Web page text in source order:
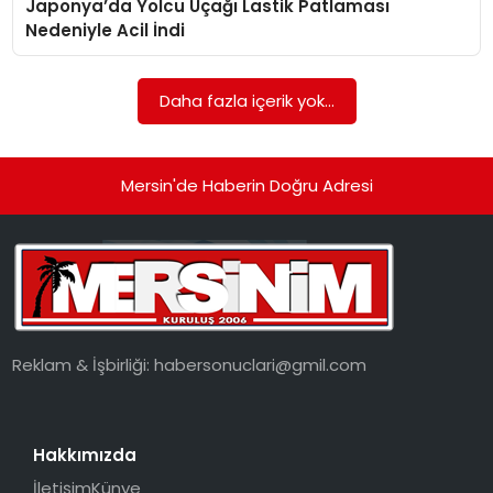
EKONOMI
Japonya’da Yolcu Uçağı Lastik Patlaması
Nedeniyle Acil İndi
Daha fazla içerik yok...
Mersin'de Haberin Doğru Adresi
Reklam & İşbirliği:habersonuclari@gmil.com
Hakkımızda
İletişimKünye